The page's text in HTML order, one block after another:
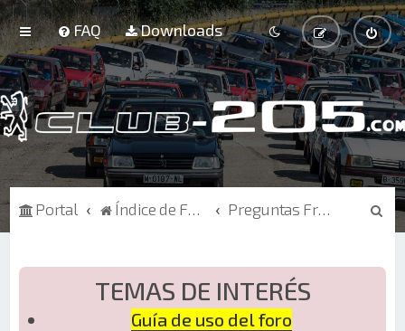
FAQ Downloads
Portal Índice de Foros Preguntas Frecuentes
B
TEMAS DE INTERÉS
Guía de uso del foro